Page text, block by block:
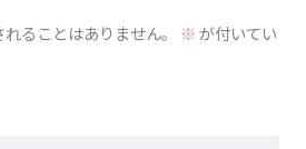
ることはありません。 ※が付いてい